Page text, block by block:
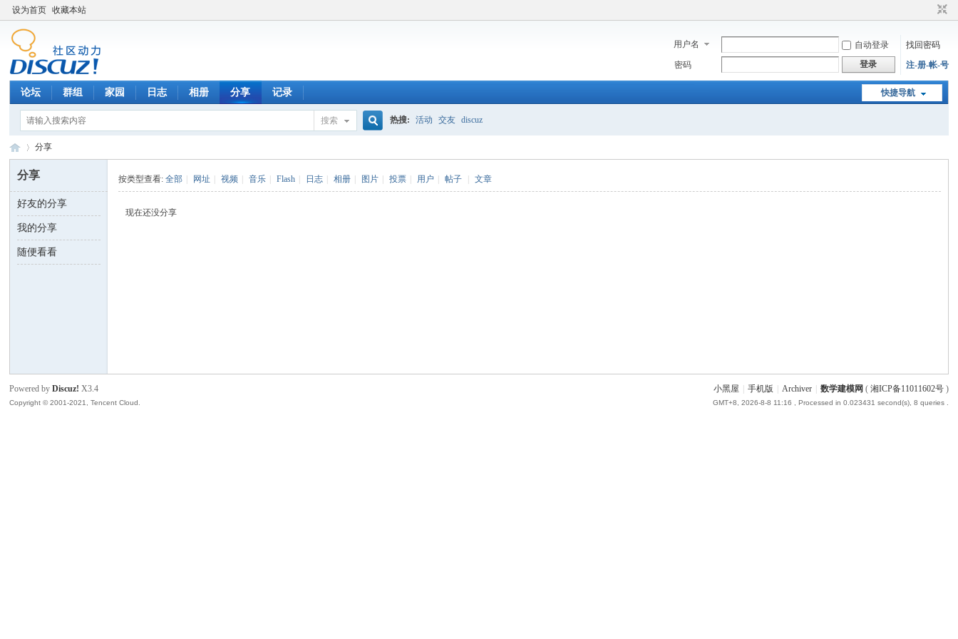
设为首页 收藏本站
用户名 自动登录
找回密码
密码
登录 注-册-帐-号
快捷导航
论坛 群组 家园 日志 相册 分享 记录
搜索 热搜: 活动 交友 discuz
数 ›
分享
分享
好友的分享
我的分享
随便看看
按类型查看:全部 网址 视频 音乐 Flash 日志 相册 图片 投票 用户 帖子 文章
现在还没分享
小黑屋 手机版 Archiver 数学建模网 ( 湘ICP备11011602号)
GMT+8, 2026-8-8 11:16 , Processed in 0.023431 second(s), 8 queries .
Powered byDiscuz! X3.4
Copyright © 2001-2021, Tencent Cloud.